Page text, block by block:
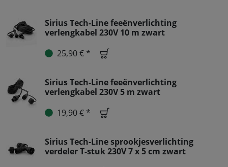
Sirius Tech-Line feeënverlichting
verlengkabel 230V 10 m zwart
25,90 € *
Sirius Tech-Line feeënverlichting
verlengkabel 230V 5 m zwart
19,90 € *
Sirius Tech-Line sprookjesverlichting
verdeler T-stuk 230V 7 x 5 cm zwart